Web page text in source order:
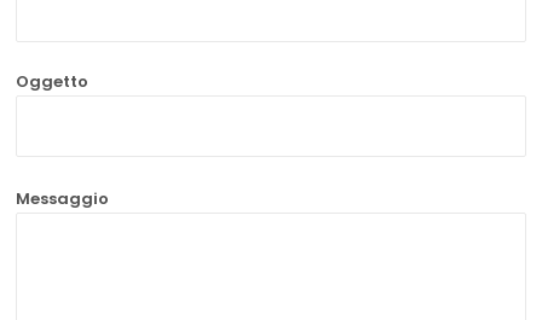
Oggetto
Messaggio